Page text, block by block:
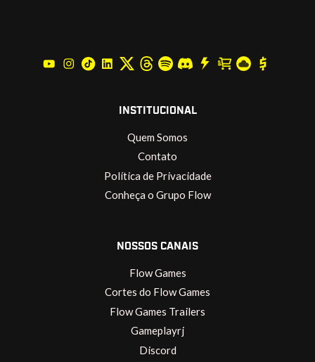
INSTITUCIONAL
Quem Somos
Contato
Política de Privacidade
Conheça o Grupo Flow
NOSSOS CANAIS
Flow Games
Cortes do Flow Games
Flow Games Trailers
Gameplayrj
Discord